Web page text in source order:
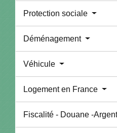
Protection sociale
Déménagement
Véhicule
Logement en France
Fiscalité - Douane -